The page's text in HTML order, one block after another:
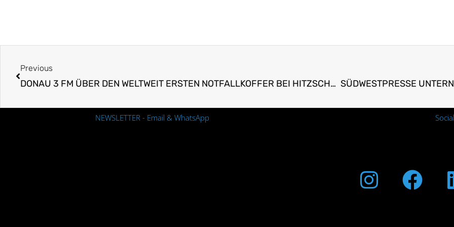
Previous
DONAU 3 FM ÜBER DEN WELTWEIT ERSTEN NOTFALLKOFFER BEI HITZSCHLAG
NEWSLETTER - Email & WhatsApp